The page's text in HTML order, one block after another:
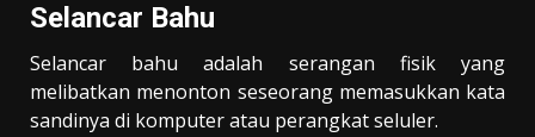
Selancar Bahu
Selancar bahu adalah serangan fisik yang
melibatkan menonton seseorang memasukkan kata
sandinya di komputer atau perangkat seluler.